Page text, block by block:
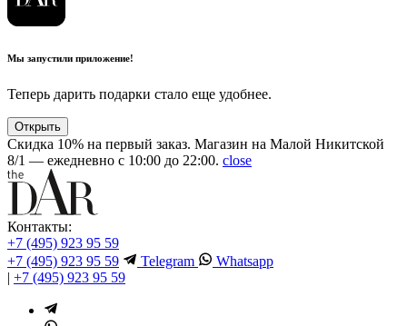
Мы запустили приложение!
Теперь дарить подарки стало еще удобнее.
Открыть
Скидка 10% на первый заказ. Магазин на Малой Никитской
8/1 — ежедневно с 10:00 до 22:00. close
Контакты:
+7 (495) 923 95 59
+7 (495) 923 95 59
Telegram
Whatsapp
| +7 (495) 923 95 59